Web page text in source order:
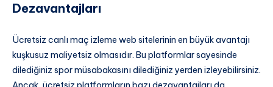
Dezavantajları
Ücretsiz canlı maç izleme web sitelerinin en büyük avantajı
kuşkusuz maliyetsiz olmasıdır. Bu platformlar sayesinde
dilediğiniz spor müsabakasını dilediğiniz yerden izleyebilirsiniz.